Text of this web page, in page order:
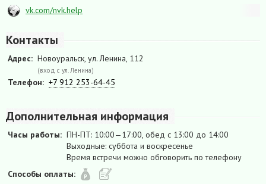
vk.com/nvk.help
Контакты
Адрес: Новоуральск, ул. Ленина, 112
(вход с ул. Ленина)
Телефон: +7 912 253-64-45
Дополнительная информация
Часы работы: ПН-ПТ: 10:00—17:00, обед с 13:00 до 14:00
Выходные: суббота и воскресенье
Время встречи можно обговорить по телефону
Способы оплаты: